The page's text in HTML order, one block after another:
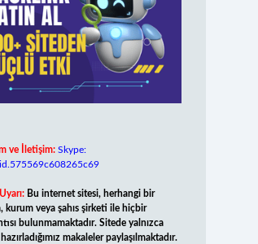
ve İletişim: Skype:
Bu internet sitesi, herhangi bir
kurum veya şahıs şirketi ile hiçbir
bulunmamaktadır. Sitede yalnızca
makaleler paylaşılmaktadır.